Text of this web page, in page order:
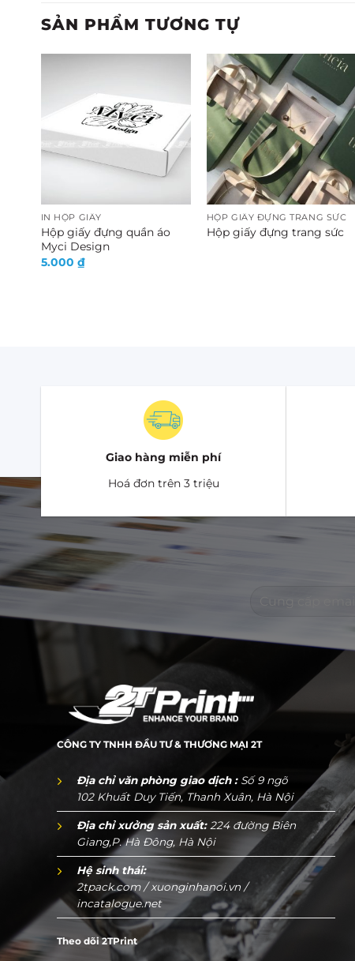
SẢN PHẨM TƯƠNG TỰ
IN HỘP GIẤY
Hộp giấy đựng quần áo
Myci Design
5.000 ₫
HỘP GIẤY ĐỰNG TRANG SỨC
Hộp giấy đựng trang sức
Giao hàng miễn phí
Hoá đơn trên 3 triệu
CÔNG TY TNHH ĐẦU TƯ & THƯƠNG MẠI 2T
Địa chỉ văn phòng giao dịch :Số 9 ngõ
102 Khuất Duy Tiến, Thanh Xuân, Hà Nội
Địa chỉ xưởng sản xuất:224 đường Biên
Giang,P. Hà Đông, Hà Nội
Hệ sinh thái:
2tpack.com /xuonginhanoi.vn /
incatalogue.net
Theo dõi 2TPrint